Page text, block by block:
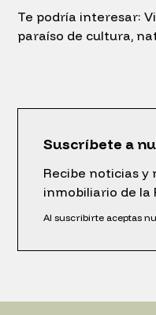
Te podría interesar:
paraíso de cultura,
Suscríbete a
Recibe noticias y
inmobiliario de la
Al suscribirte aceptas